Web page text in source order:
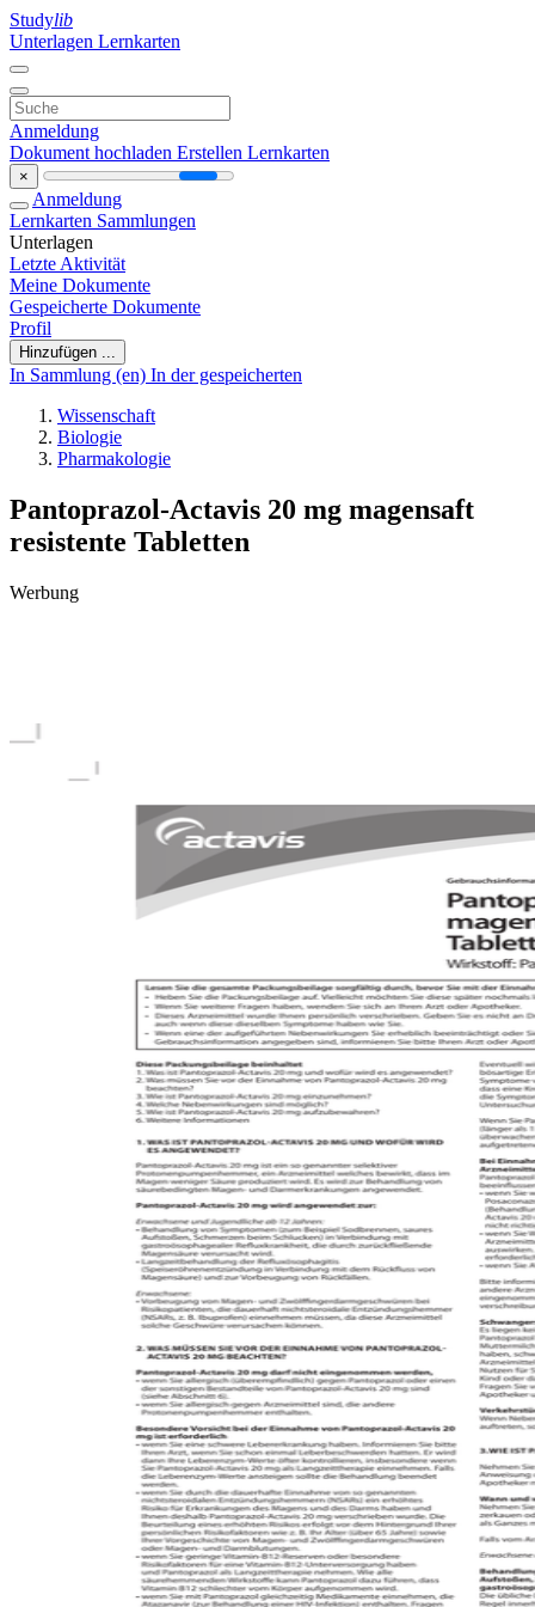
Studylib
Unterlagen Lernkarten
Anmeldung
Dokument hochladen Erstellen Lernkarten
×
Anmeldung
Lernkarten Sammlungen
Unterlagen
Letzte Aktivität
Meine Dokumente
Gespeicherte Dokumente
Profil
Hinzufügen ...
In Sammlung (en) In der gespeicherten
Wissenschaft
Biologie
Pharmakologie
Pantoprazol-Actavis 20 mg magensaft
resistente Tabletten
Werbung